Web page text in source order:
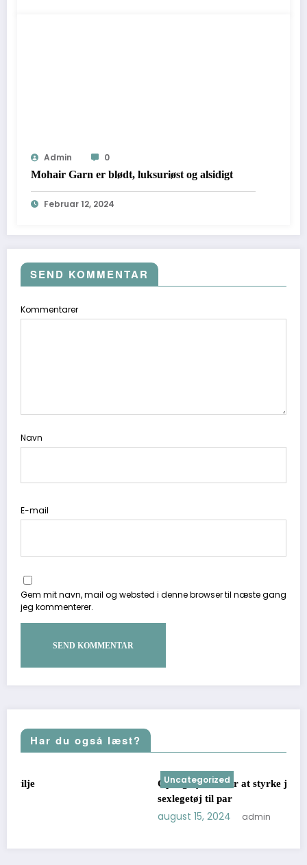
Admin
0
Mohair Garn er blødt, luksuriøst og alsidigt
Februar 12, 2024
SEND KOMMENTAR
Kommentarer
Navn
E-mail
Gem mit navn, mail og websted i denne browser til næste gang
jeg kommenterer.
Har du også læst?
Opdag nye måder at styrke jeres forhold på med
admin